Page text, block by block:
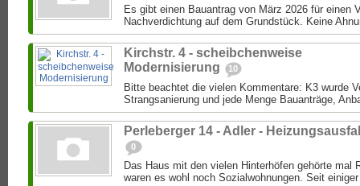
Es gibt einen Bauantrag von März 2026 für einen
Nachverdichtung auf dem Grundstück. Keine
Kirchstr. 4 - scheibchenweise
Modernisierung
10
Bitte beachtet die vielen Kommentare: K3 wurde
Strangsanierung und jede Menge Bauanträge,
Perleberger 14 - Adler -
0
Das Haus mit den vielen Hinterhöfen gehörte mal
waren es wohl noch Sozialwohnungen. Seit